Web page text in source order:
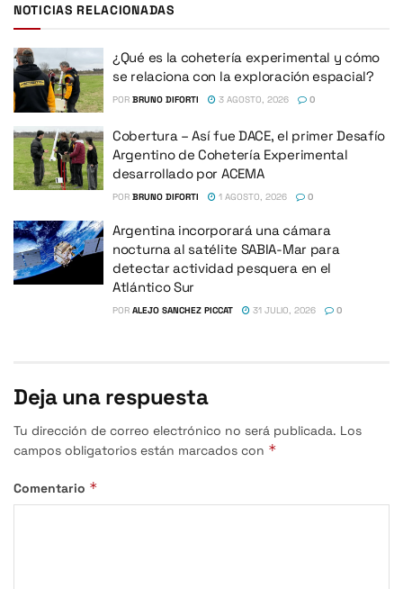
NOTICIAS RELACIONADAS
¿Qué es la cohetería experimental y cómo
se relaciona con la exploración espacial?
POR BRUNO DIFORTI 3 AGOSTO, 2026 0
Cobertura – Así fue DACE, el primer Desafío
Argentino de Cohetería Experimental
desarrollado por ACEMA
POR BRUNO DIFORTI 1 AGOSTO, 2026 0
Argentina incorporará una cámara
nocturna al satélite SABIA-Mar para
detectar actividad pesquera en el
Atlántico Sur
POR ALEJO SANCHEZ PICCAT 31 JULIO, 2026 0
Deja una respuesta
Tu dirección de correo electrónico no será publicada. Los
campos obligatorios están marcados con *
Comentario *